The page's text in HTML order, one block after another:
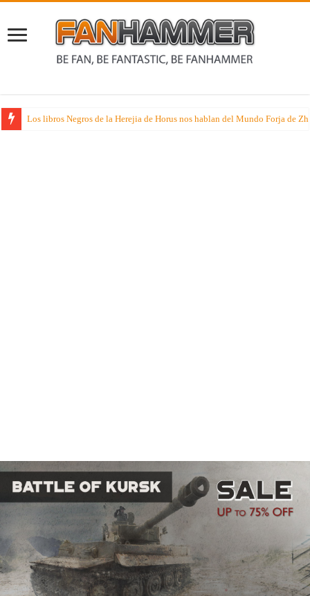
Los libros Negros de la Herejia de Horus nos hablan del Mundo Forja de